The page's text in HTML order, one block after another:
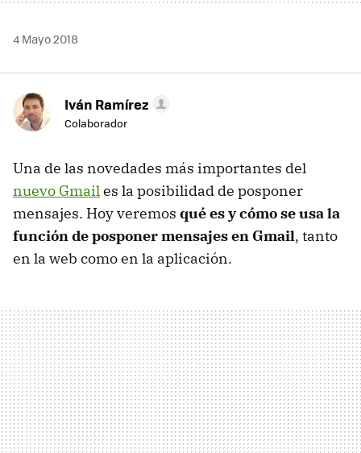
4 Mayo 2018
Iván Ramírez
Colaborador
Una de las novedades más importantes del
nuevo Gmailes la posibilidad de posponer
mensajes. Hoy veremos qué es y cómo se usa la
función de posponer mensajes en Gmail, tanto
en la web como en la aplicación.